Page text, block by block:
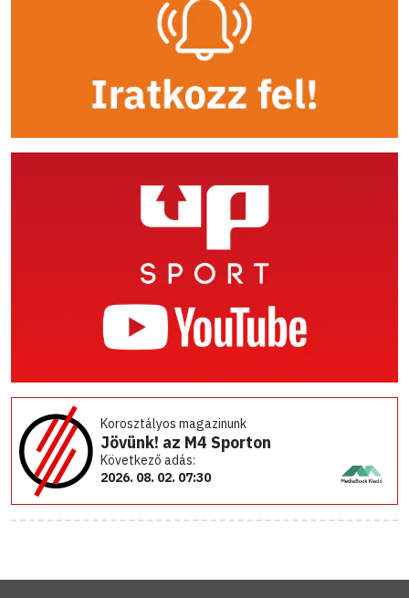
Korosztályos magazinunk
Jövünk! az M4 Sporton
Következő adás:
2026. 08. 02. 07:30